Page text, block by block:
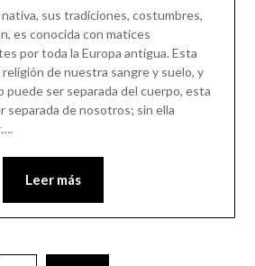
sus tradiciones, costumbres,
es conocida con matices
por toda la Europa antigua. Esta
de nuestra sangre y suelo, y
puede ser separada del cuerpo, esta
separada de nosotros; sin ella
Leer más